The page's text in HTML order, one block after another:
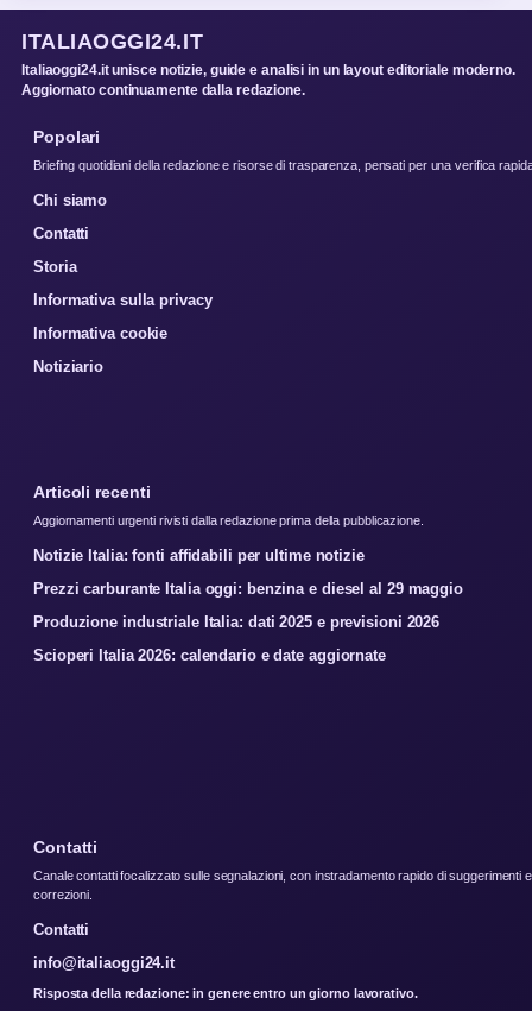
ITALIAOGGI24.IT
Italiaoggi24.it unisce notizie, guide e analisi in un layout editoriale moderno.
Aggiornato continuamente dalla redazione.
Popolari
Briefing quotidiani della redazione e risorse di trasparenza, pensati per una verifica
Chi siamo
Contatti
Storia
Informativa sulla privacy
Informativa cookie
Notiziario
Articoli recenti
Aggiornamenti urgenti rivisti dalla redazione prima della pubblicazione.
Notizie Italia: fonti affidabili per ultime notizie
Prezzi carburante Italia oggi: benzina e diesel al 29 maggio
Produzione industriale Italia: dati 2025 e previsioni 2026
Scioperi Italia 2026: calendario e date aggiornate
Contatti
Canale contatti focalizzato sulle segnalazioni, con instradamento rapido di suggerimenti e
correzioni.
Contatti
info@italiaoggi24.it
Risposta della redazione: in genere entro un giorno lavorativo.